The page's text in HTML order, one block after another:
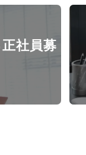
社員募